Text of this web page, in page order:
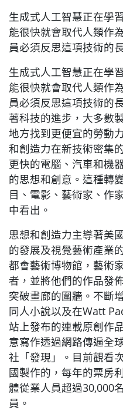
生成式人工智慧正在學
能很快就會取代人類作
員必須反思這項技術的
生成式人工智慧正在學
能很快就會取代人類作
員必須反思這項技術的
著科技的進步，大多數
地方找到更便宜的勞動
和創造力在新技術密集
更快的電腦、汽車和機
的思想和創意。這種轉
目、電影、藝術家、作
中看出。
思想和創造力主導著美
的發展及視覺藝術產業
都會藝術博物館，藝術
者，並將他們的作品發
突破畫廊的圍牆。不斷
同人小說以及在Watt
站上發布的連載原創作
意寫作透過網路傳遍全
社「發現」。目前觀看
國製作的，每年的票房
體從業人員超過30,000
員。